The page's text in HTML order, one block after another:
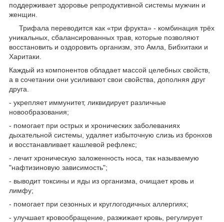
поддерживает здоровье репродуктивной системы мужчин и
женщин.
Трифала переводится как «три фрукта» - комбинация трёх
уникальных, сбалансированных трав, которые позволяют
восстановить и оздоровить организм, это Амла, Бибхитаки и
Харитаки.
Каждый из компонентов обладает массой целебных свойств,
а в сочетании они усиливают свои свойства, дополняя друг
друга.
- укрепляет иммунитет, ликвидирует различные
новообразования;
- помогает при острых и хронических заболеваниях
дыхательной системы, удаляет избыточную слизь из бронхов
и восстанавливает кашлевой рефлекс;
- лечит хроническую заложенность носа, так называемую
"нафтизиновую зависимость";
- выводит токсины и яды из организма, очищает кровь и
лимфу;
- помогает при сезонных и круглогодичных аллергиях;
- улучшает кровообращение, разжижает кровь, регулирует